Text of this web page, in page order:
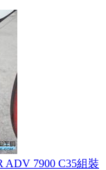
7900 C35組裝